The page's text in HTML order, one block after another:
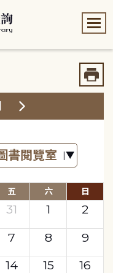
五 六 日
31 1
2
7 8
9
14 15
16